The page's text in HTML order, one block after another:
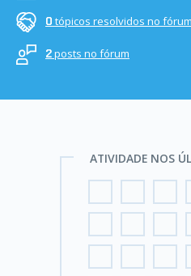
0 tópicos resolvidos no fórum
2posts no fórum
ATIVIDADE NOS